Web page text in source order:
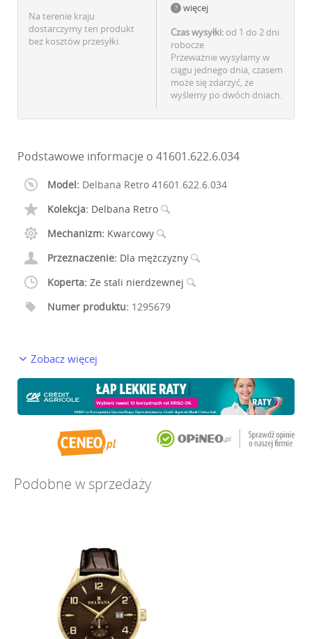
Na terenie kraju
dostarczymy ten produkt
bez kosztów przesyłki.
więcej
Czas wysyłki: od 1 do 2 dni
robocze
Przeważnie wysyłamy w
ciągu jednego dnia, czasem
może się zdarzyć, że
wyślemy po dwóch dniach.
Podstawowe informacje o 41601.622.6.034
Model: Delbana Retro 41601.622.6.034
Kolekcja: Delbana Retro
Mechanizm: Kwarcowy
Przeznaczenie: Dla mężczyzny
Koperta: Ze stali nierdzewnej
Numer produktu: 1295679
Zobacz więcej
Podobne w sprzedaży